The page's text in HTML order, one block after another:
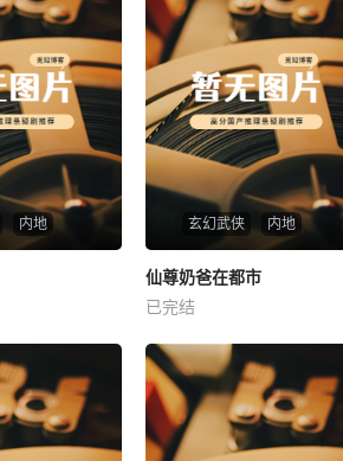
内地 玄幻武侠 内地
仙尊奶爸在都市
未知
仙尊奶爸在都市
已完结